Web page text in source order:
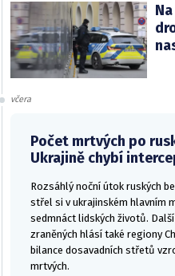
včera
Počet mrtvých po
Ukrajině chybí
Rozsáhlý noční útok ruských
střel si v ukrajinském hlavním
sedmnáct lidských životů.
zraněných hlásí také regiony
bilance dosavadních střetů
mrtvých.